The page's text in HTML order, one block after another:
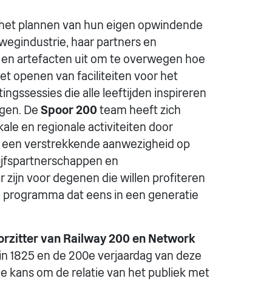
plannen van hun eigen opwindende
haar partners en
artefacten uit om te overwegen hoe
openen van faciliteiten voor het
die alle leeftijden inspireren
De Spoor 200 team heeft zich
en regionale activiteiten door
verstrekkende aanwezigheid op
en
zijn voor degenen die willen profiteren
dat eens in een generatie
van Railway 200 en Network
1825 en de 200e verjaardag van deze
kans om de relatie van het publiek met